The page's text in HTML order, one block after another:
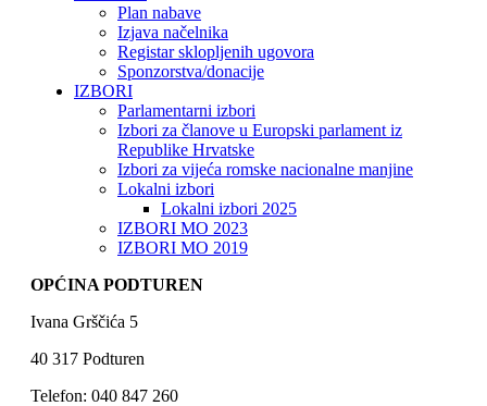
Plan nabave
Izjava načelnika
Registar sklopljenih ugovora
Sponzorstva/donacije
IZBORI
Parlamentarni izbori
Izbori za članove u Europski parlament iz
Republike Hrvatske
Izbori za vijeća romske nacionalne manjine
Lokalni izbori
Lokalni izbori 2025
IZBORI MO 2023
IZBORI MO 2019
OPĆINA PODTUREN
Ivana Grščića 5
40 317 Podturen
Telefon: 040 847 260